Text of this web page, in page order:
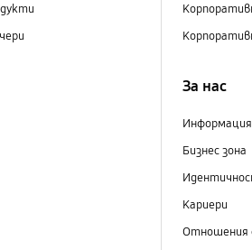
За нас
Бизнес зона
Кариери
Отношения